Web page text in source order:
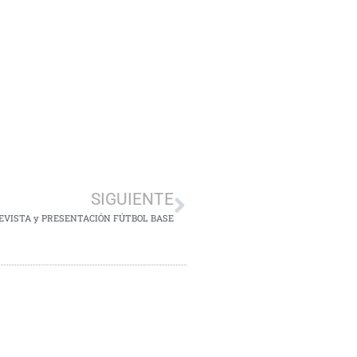
SIGUIENTE
y PRESENTACIÓN FÚTBOL BASE